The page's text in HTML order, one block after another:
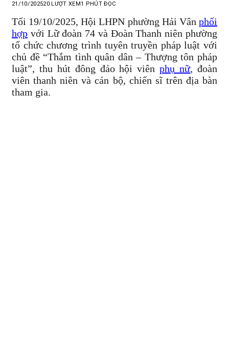
21/10/202520 LƯỢT XEM 1 PHÚT ĐỌC
Tối 19/10/2025, Hội LHPN phường Hải Vân phối
hợp với Lữ đoàn 74 và Đoàn Thanh niên phường
tổ chức chương trình tuyên truyền pháp luật với
chủ đề “Thắm tình quân dân – Thượng tôn pháp
luật”, thu hút đông đảo hội viênphụ nữ, đoàn
viên thanh niên và cán bộ, chiến sĩ trên địa bàn
tham gia.